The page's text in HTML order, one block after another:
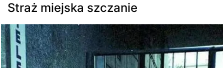
Straż miejska szczanie